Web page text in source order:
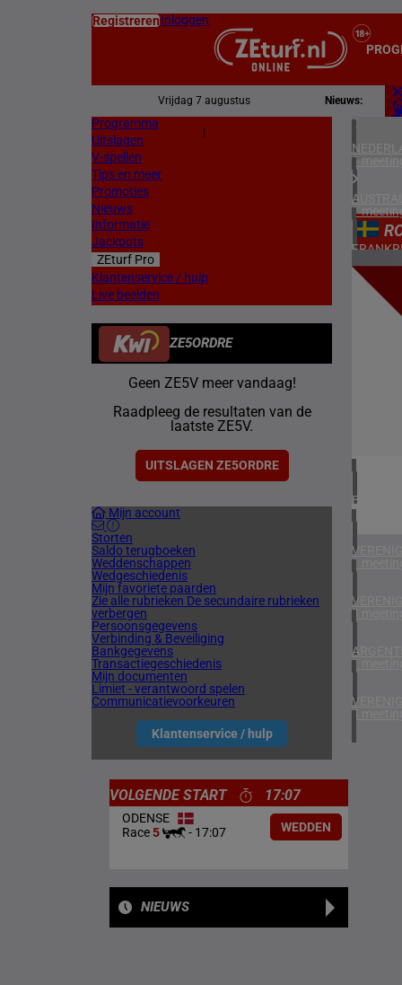
RegistrerenInloggen
Vrijdag 7 augustus Nieuws:
Programma
Uitslagen
V-spellen
Tips en meer
Promoties
Nieuws
Informatie
Jackpots
ZEturf Pro
Klantenservice / hulp
Live beelden
ZE5ORDRE
Geen ZE5V meer vandaag!
Raadpleeg de resultaten van de
laatste ZE5V.
UITSLAGEN ZE5ORDRE
Mijn account
Storten
Saldo terugboeken
Weddenschappen
Wedgeschiedenis
Mijn favoriete paarden
Zie alle rubrieken De secundaire rubrieken
verbergen
Persoonsgegevens
Verbinding & Beveiliging
Bankgegevens
Transactiegeschiedenis
Mijn documenten
Limiet - verantwoord spelen
Communicatievoorkeuren
Klantenservice / hulp
1
1
ZWEDEN
2
1
BAHREIN
1
1
3
1
4
7
03/01/
VOLGENDE START 17:07
ODENSE
Race5 - 17:07 WEDDEN
NIEUWS